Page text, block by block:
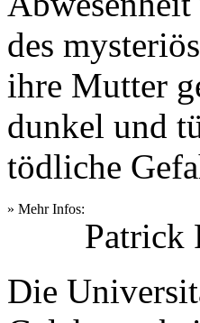
des
ihre Mutter
dunkel und
tödliche
» Mehr Infos:
Patrick
Die